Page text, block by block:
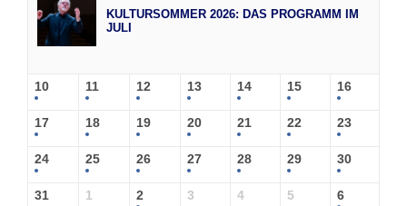
KULTURSOMMER 2026: DAS PROGRAMM IM
JULI
10 11 12 13 14 15 16
17 18 19 20 21 22 23
24 25 26 27 28 29 30
31 1 2 3 4 5 6